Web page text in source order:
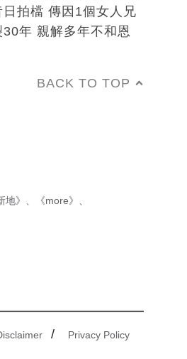
日拍檔 傳因1個女人兄
30年 親解多年不和恩
BACK TO TOP
地》 《more》
/ Privacy Policy